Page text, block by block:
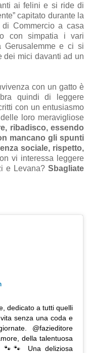
ai felini e si ride di
capitato durante la
Commercio a casa
con simpatia i vari
Gerusalemme e ci si
dei mici davanti ad un
con un gatto è
quindi di leggere
con un entusiasmo
loro meravigliose
ribadisco, essendo
mancano gli spunti
sociale, rispetto,
vi interessa leggere
e Levana? Sbagliate
dedicato a tutti quelli
senza una coda e
@fazieditore
della talentuosa
🐾🐾 Una deliziosa